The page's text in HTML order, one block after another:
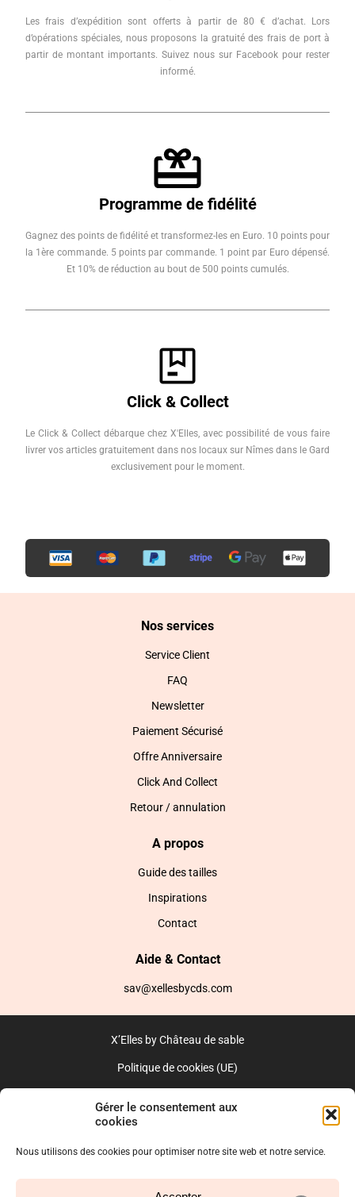
Gérer le consentement aux
cookies
Nous utilisons des cookies pour optimiser notre site web et notre service.
Les frais d’expédition sont offerts à partir de 80 € d’achat. Lors
d’opérations spéciales, nous proposons la gratuité des frais de port à
partir de montant importants. Suivez nous sur Facebook pour rester
informé.
Programme de fidélité
Gagnez des points de fidélité et transformez-les en Euro. 10 points pour
la 1ère commande. 5 points par commande. 1 point par Euro dépensé.
Et 10% de réduction au bout de 500 points cumulés.
Click & Collect
Le Click & Collect débarque chez X'Elles, avec possibilité de vous faire
livrer vos articles gratuitement dans nos locaux sur Nîmes dans le Gard
exclusivement pour le moment.
Nos services
Service Client
FAQ
Newsletter
Paiement Sécurisé
Offre Anniversaire
Click And Collect
Retour / annulation
A propos
Guide des tailles
Inspirations
Contact
Aide & Contact
sav@xellesbycds.com
X’Elles by Château de sable
Politique de cookies (UE)
Réalisé par l’agence web :